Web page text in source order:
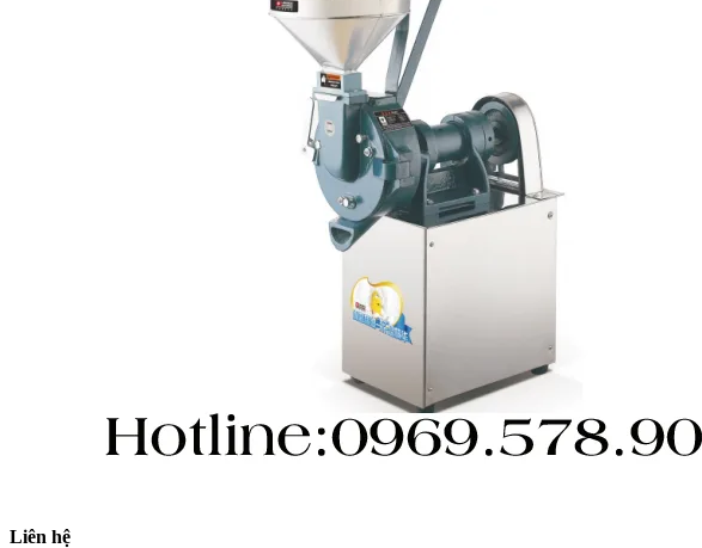
Liên hệ